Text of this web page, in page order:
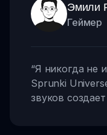
Эмили
Геймер
“Я никогда не
Sprunki
звуков